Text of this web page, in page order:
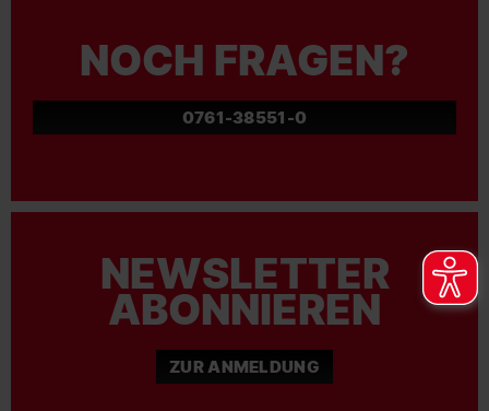
NOCH FRAGEN?
0761-38551-0
NEWSLETTER
ABONNIEREN
ZUR ANMELDUNG